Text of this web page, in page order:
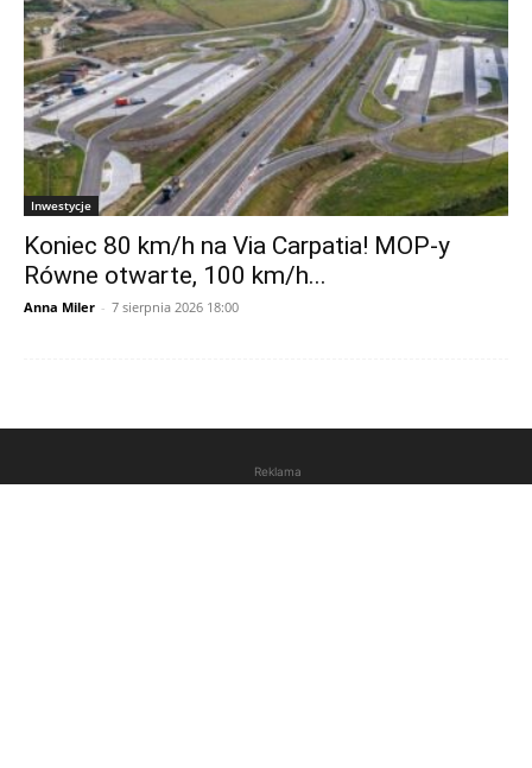
Inwestycje
Koniec 80 km/h na Via Carpatia! MOP-y
Równe otwarte, 100 km/h...
Anna Miler - 7 sierpnia 2026 18:00
Reklama